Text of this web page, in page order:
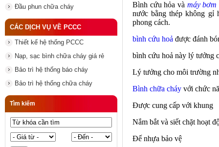
Đầu phun chữa cháy
CÁC DỊCH VỤ VỀ PCCC
Thiết kế hệ thống PCCC
Nạp, sạc bình chữa cháy giá rẻ
Bảo trì hệ thống báo cháy
Bảo trì hệ thống chữa cháy
Tìm kiếm
Bình cứu hỏa và máy bơm
nước bằng thép không gỉ
phong cách.
bình cứu hoả được đánh
bình cứu hoả này lý tưởng
Lý tưởng cho môi trường
Bình chữa cháy với chức
Được cung cấp với khung
Nắm bắt và siết chặt hoạt
Đế nhựa bảo vệ